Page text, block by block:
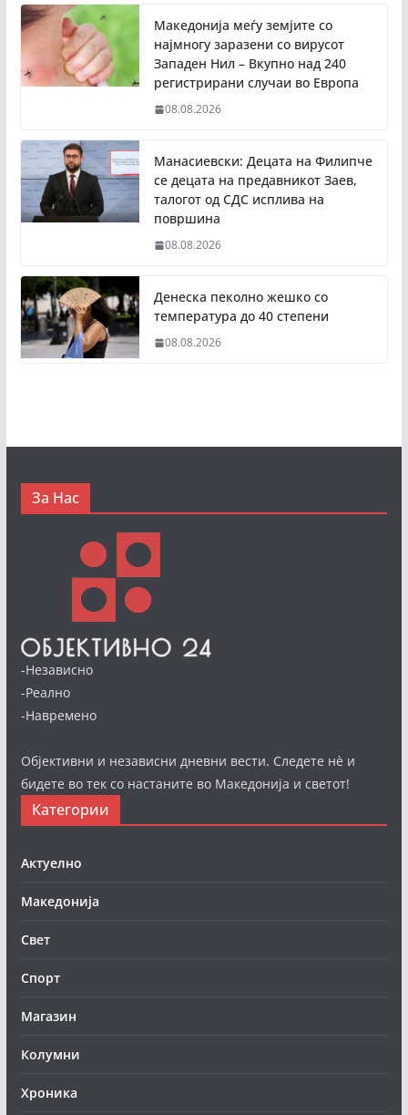
Македонија меѓу земјите со
најмногу заразени со вирусот
Западен Нил – Вкупно над 240
регистрирани случаи во Европа
08.08.2026
Манасиевски: Децата на Филипче
се децата на предавникот Заев,
талогот од СДС исплива на
површина
08.08.2026
Денеска пеколно жешко со
температура до 40 степени
08.08.2026
За Нас
-Независно
-Реално
-Навремено
Објективни и независни дневни вести. Следете нè и
бидете во тек со настаните во Македонија и светот!
Категории
Актуелно
Македонија
Свет
Спорт
Магазин
Колумни
Хроника